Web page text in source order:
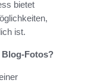
bietet
ist.
Fotos?